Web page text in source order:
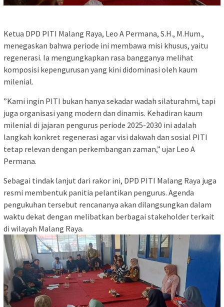
​Ketua DPD PITI Malang Raya, Leo A Permana, S.H., M.Hum.,
menegaskan bahwa periode ini membawa misi khusus, yaitu
regenerasi. Ia mengungkapkan rasa bangganya melihat
komposisi kepengurusan yang kini didominasi oleh kaum
milenial.
​”Kami ingin PITI bukan hanya sekadar wadah silaturahmi, tapi
juga organisasi yang modern dan dinamis. Kehadiran kaum
milenial di jajaran pengurus periode 2025-2030 ini adalah
langkah konkret regenerasi agar visi dakwah dan sosial PITI
tetap relevan dengan perkembangan zaman,” ujar Leo A
Permana.
​Sebagai tindak lanjut dari rakor ini, DPD PITI Malang Raya juga
resmi membentuk panitia pelantikan pengurus. Agenda
pengukuhan tersebut rencananya akan dilangsungkan dalam
waktu dekat dengan melibatkan berbagai stakeholder terkait
di wilayah Malang Raya.